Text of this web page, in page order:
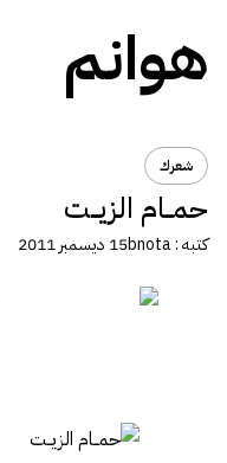
هوانم
شعرك
حمــام الزيــت
كتبه :bnota15 ديسمبر 2011